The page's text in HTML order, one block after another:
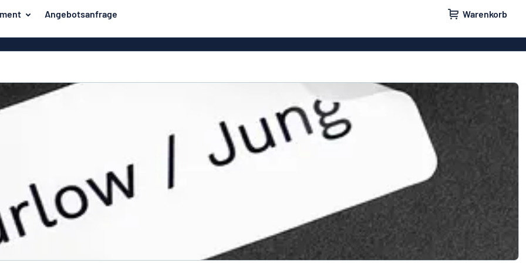
Angebotsanfrage Warenkorb
PVC-Schilder
Eloxierte
Aluminiumschilder
Aluminiumverbund-
Hausschilder Türschilder
Parkplatzschilder Aufkleber
Briefkastenschilder
Klingelschilder Unsere Bestseller